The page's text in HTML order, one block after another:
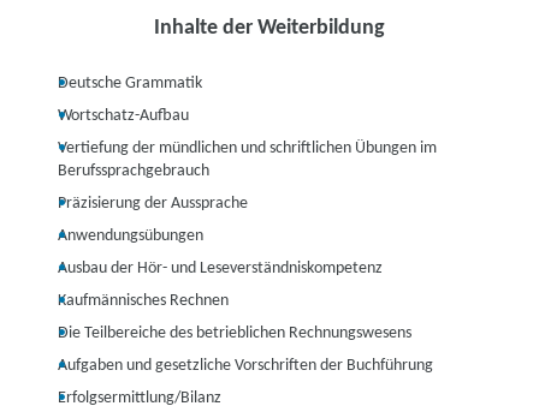
Inhalte der Weiterbildung
Deutsche Grammatik
Wortschatz-Aufbau
Vertiefung der mündlichen und schriftlichen Übungen im
Berufssprachgebrauch
Präzisierung der Aussprache
Anwendungsübungen
Ausbau der Hör- und Leseverständniskompetenz
Kaufmännisches Rechnen
Die Teilbereiche des betrieblichen Rechnungswesens
Aufgaben und gesetzliche Vorschriften der Buchführung
Erfolgsermittlung/Bilanz